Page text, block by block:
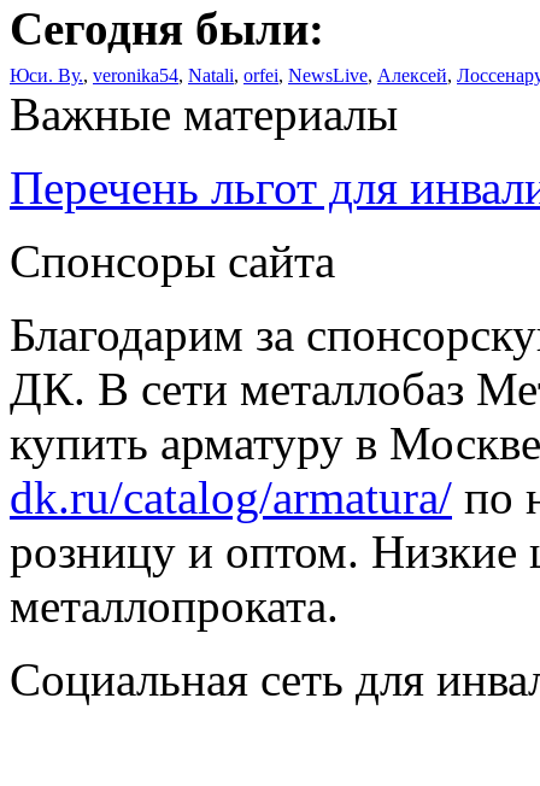
Сегодня были:
Юси. Ву., veronika54, Natali, orfei, NewsLive, Алексей,
Важные материалы
Перечень льгот для
Спонсоры сайта
Благодарим за
ДК. В сети металлобаз
купить арматуру в
dk.ru/catalog/armatura/ по
розницу и оптом. Низкие
металлопроката.
Социальная сеть для